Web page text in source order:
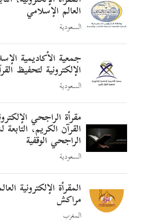
العالم الإسلامي
السعودية
جمعية الأكاديمية
الإلكترونية لتحفيظ
السعودية
مقرأة الراجحي
القرآن الكريم،
الراجحي الوقفية
السعودية
المقرأة الإلكترونية
مراكش
المغرب